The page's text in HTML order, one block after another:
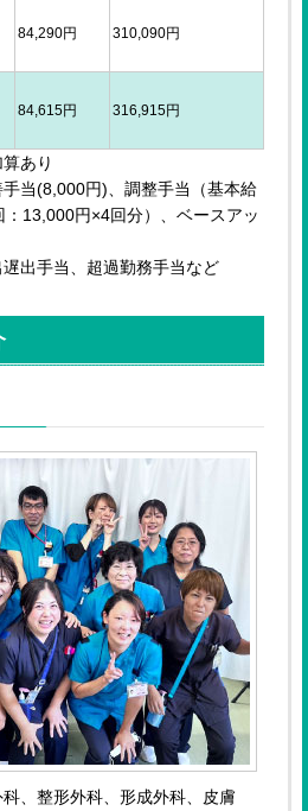
84,290円 310,090円
84,615円 316,915円
あり
当(8,000円)、調整手当（基本給
13,000円×4回分）、ベースアッ
出手当、超過勤務手当など
、整形外科、形成外科、皮膚